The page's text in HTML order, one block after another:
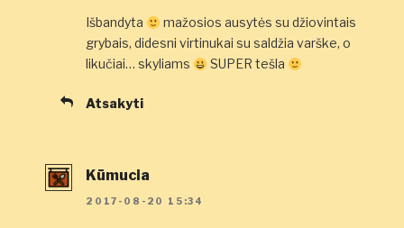
Išbandyta
mažosios ausytės su džiovintais
grybais, didesni virtinukai su saldžia varške, o
likučiai… skyliams
SUPER tešla
Atsakyti
Kūmucia
2017-08-20 15:34